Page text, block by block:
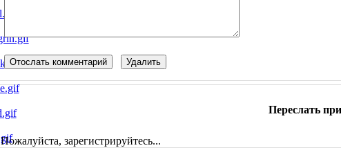
Переслать
Пожалуйста, зарегистрируйтесь...